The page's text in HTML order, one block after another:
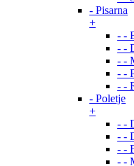
- Pisarna
+
- -
- -
- -
- -
- -
- Poletje
+
- -
- -
- -
- -